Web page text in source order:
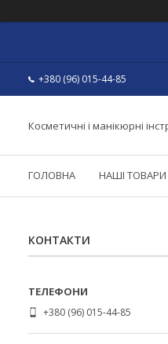
+380 (96) 015-44-85
Косметичні і манікюрні
ГОЛОВНА НАШІ ТОВАРИ
КОНТАКТИ
+380 (96) 015-44-85